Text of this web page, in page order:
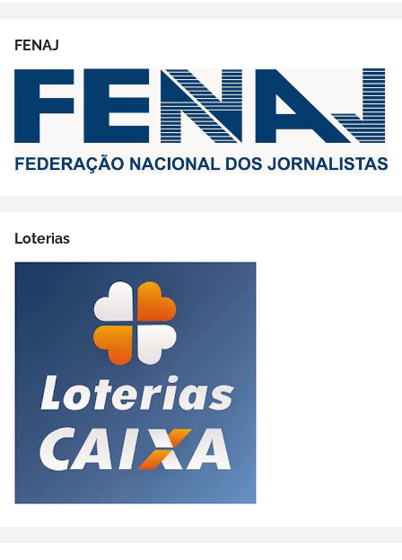
FENAJ
Loterias